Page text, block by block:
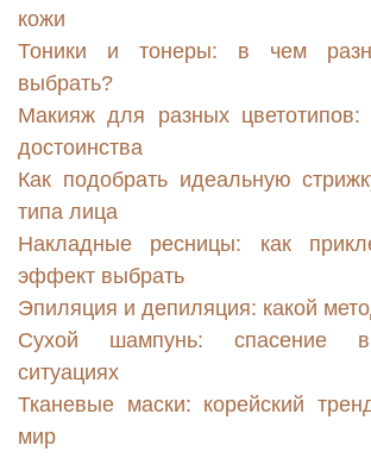
кожи
Тоники и тонеры: в чем
выбрать?
Макияж для разных цветотипов:
достоинства
Как подобрать идеальную
типа лица
Накладные ресницы: как
эффект выбрать
Эпиляция и депиляция: какой
Сухой шампунь: спасение в
ситуациях
Тканевые маски: корейский
мир